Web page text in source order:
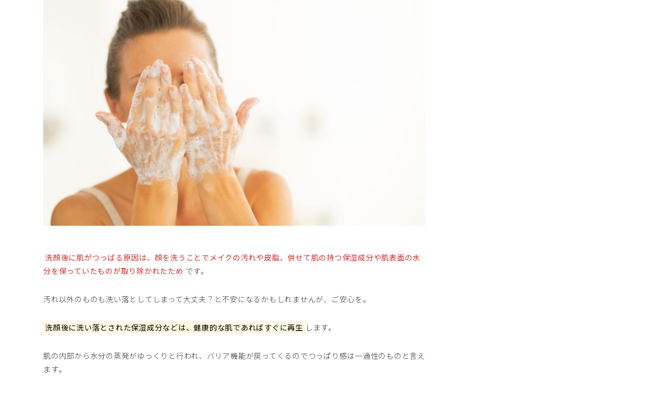
洗顔後に肌がつっぱる原因は、顔を洗うことでメイクの汚れや皮脂、併せて肌の持つ保湿成分や肌表面の水
分を保っていたものが取り除かれたため です。
汚れ以外のものも洗い落としてしまって大丈夫？と不安になるかもしれませんが、ご安心を。
洗顔後に洗い落とされた保湿成分などは、健康的な肌であればすぐに再生 します。
肌の内部から水分の蒸発がゆっくりと行われ、バリア機能が戻ってくるのでつっぱり感は一過性のものと言え
ます。